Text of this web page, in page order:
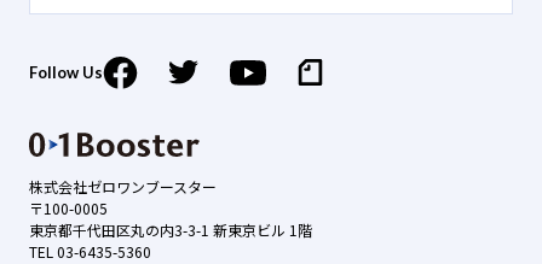
株式会社ゼロワンブースター
〒100-0005
東京都千代田区丸の内3-3-1 新東京ビル 1階
TEL 03-6435-5360
Follow Us